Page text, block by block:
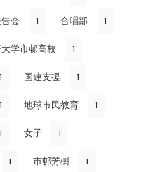
会 1 合唱部 1
学市邨高校 1
1 国連支援 1
1 地球市民教育 1
1 女子 1
1 市邨芳樹 1